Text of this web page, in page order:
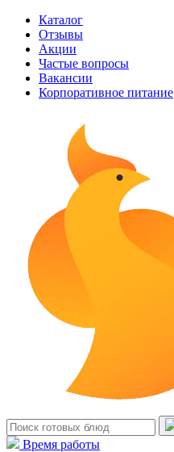
Каталог
Отзывы
Акции
Частые вопросы
Вакансии
Корпоративное питание
Время работы